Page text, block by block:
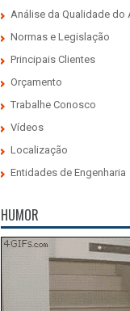
Análise da Qualidade do
Normas e Legislação
Principais Clientes
Orçamento
Trabalhe Conosco
Vídeos
Localização
Entidades de Engenharia
HUMOR